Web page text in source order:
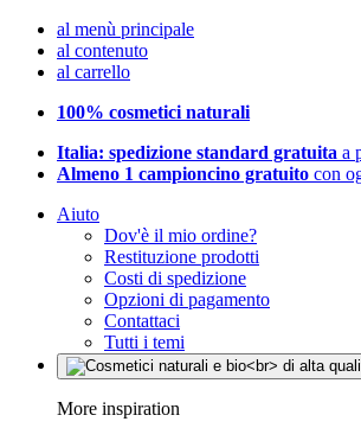
al menù principale
al contenuto
al carrello
100% cosmetici naturali
Italia: spedizione standard gratuita a
Almeno 1 campioncino gratuito con
Aiuto
Dov'è il mio ordine?
Restituzione prodotti
Costi di spedizione
Opzioni di pagamento
Contattaci
Tutti i temi
More inspiration